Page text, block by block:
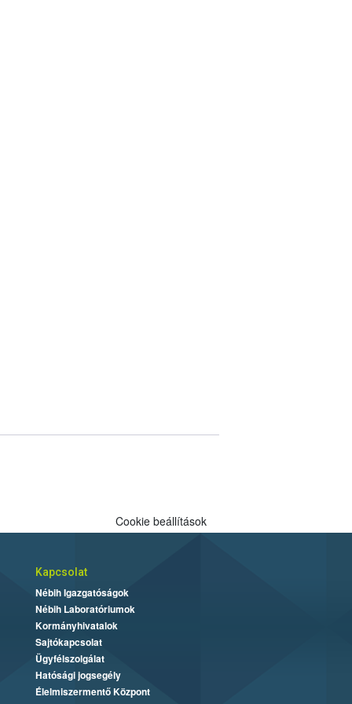
Cookie beállítások
Kapcsolat
Nébih Igazgatóságok
Nébih Laboratóriumok
Kormányhivatalok
Sajtókapcsolat
Ügyfélszolgálat
Hatósági jogsegély
Élelmiszermentő Központ